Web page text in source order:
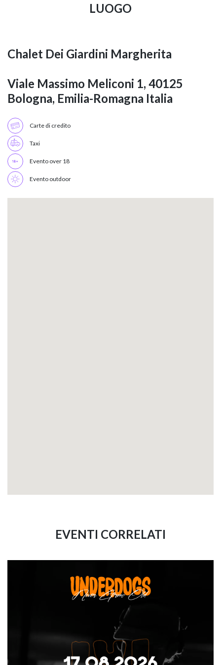
LUOGO
Chalet Dei Giardini Margherita
Viale Massimo Meliconi 1, 40125
Bologna, Emilia-Romagna Italia
Carte di credito
Taxi
Evento over 18
Evento outdoor
EVENTI CORRELATI